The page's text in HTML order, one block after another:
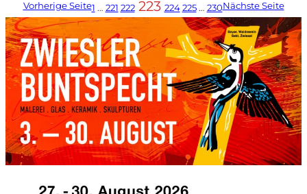
Vorherige Seite1 … 221 222 223 224 225 … 230Nächste Seite